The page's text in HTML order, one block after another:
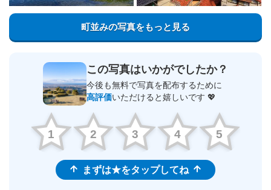
町並みの写真をもっと見る
この写真はいかがでしたか？
今後も無料で写真を配布するために
高評価いただけると嬉しいです 💖
1 2 3 4 5
まずは★をタップしてね